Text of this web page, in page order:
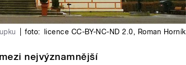
foto: licence CC-BY-NC-ND 2.0, Roman Horník
nejvýznamnější